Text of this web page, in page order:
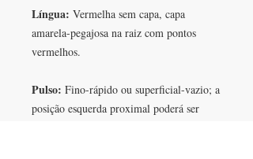
Língua: Vermelha sem capa, capa
amarela-pegajosa na raiz com pontos
vermelhos.
Pulso: Fino-rápido ou superficial-vazio; a
posição esquerda proximal poderá ser